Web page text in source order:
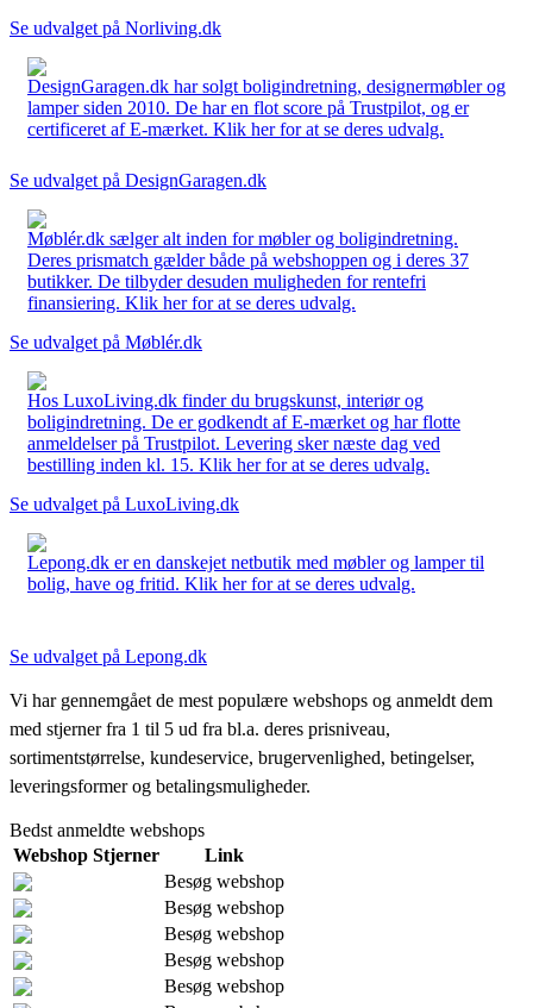
Se udvalget på Norliving.dk
DesignGaragen.dk har solgt boligindretning, designermøbler og
lamper siden 2010. De har en flot score på Trustpilot, og er
certificeret af E-mærket. Klik her for at se deres udvalg.
Se udvalget på DesignGaragen.dk
Møblér.dk sælger alt inden for møbler og boligindretning.
Deres prismatch gælder både på webshoppen og i deres 37
butikker. De tilbyder desuden muligheden for rentefri
finansiering. Klik her for at se deres udvalg.
Se udvalget på Møblér.dk
Hos LuxoLiving.dk finder du brugskunst, interiør og
boligindretning. De er godkendt af E-mærket og har flotte
anmeldelser på Trustpilot. Levering sker næste dag ved
bestilling inden kl. 15. Klik her for at se deres udvalg.
Se udvalget på LuxoLiving.dk
Lepong.dk er en danskejet netbutik med møbler og lamper til
bolig, have og fritid. Klik her for at se deres udvalg.
Se udvalget på Lepong.dk
Vi har gennemgået de mest populære webshops og anmeldt dem
med stjerner fra 1 til 5 ud fra bl.a. deres prisniveau,
sortimentstørrelse, kundeservice, brugervenlighed, betingelser,
leveringsformer og betalingsmuligheder.
Bedst anmeldte webshops
Webshop Stjerner
Link
Besøg webshop
Besøg webshop
Besøg webshop
Besøg webshop
Besøg webshop